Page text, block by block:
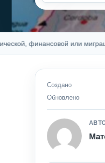
или
Создано
Обновлено